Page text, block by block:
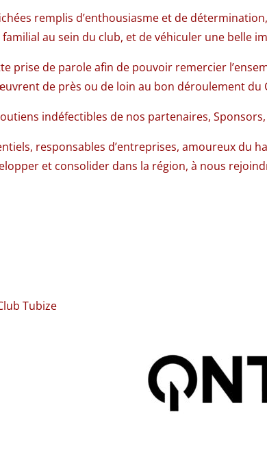
remplis d’enthousiasme et de
au sein du club, et de véhiculer une belle
prise de parole afin de pouvoir remercier
de près ou de loin au bon déroulement du
indéfectibles de nos partenaires,
responsables d’entreprises, amoureux
et consolider dans la région, à nous
Tubize